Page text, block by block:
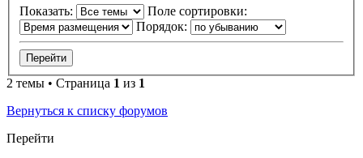
Показать:
Поле сортировки:
Порядок:
2 темы • Страница 1 из 1
Вернуться к списку форумов
Перейти